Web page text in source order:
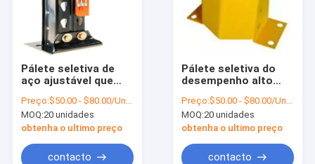
Pálete seletiva de
aço ajustável que
75mm
Preço:$50.00 - $80.00/Units
MOQ:20 unidades
obtenha o ultimo preço
contacto
Pálete seletiva do
desempenho alto
pálete de aço
ajustável de 75mm
que arquiva
Preço:$50.00 - $80.00/Units
MOQ:20 unidades
obtenha o ultimo preço
contacto